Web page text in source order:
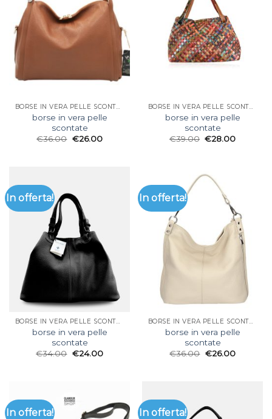
BORSE IN VERA PELLE SCONTATE
borse in vera pelle
scontate
€36.00 €26.00
BORSE IN VERA PELLE SCONTATE
borse in vera pelle
scontate
€39.00 €28.00
In offerta!
BORSE IN VERA PELLE SCONTATE
borse in vera pelle
scontate
€34.00 €24.00
In offerta!
BORSE IN VERA PELLE SCONTATE
borse in vera pelle
scontate
€36.00 €26.00
In offerta! In offerta!